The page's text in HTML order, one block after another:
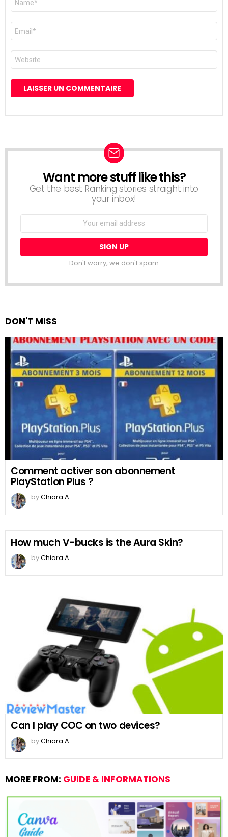
E-
mail
*
Site
web
NEWSLETTER
Want more stuff like this?
Get the best Ranking stories straight into
your inbox!
Don't worry, we don't spam
DON'T MISS
Comment activer son abonnement
PlayStation Plus ?
byChiara A.
How much V-bucks is the Aura Skin?
byChiara A.
Can I play COC on two devices?
byChiara A.
MORE FROM: GUIDE & INFORMATIONS